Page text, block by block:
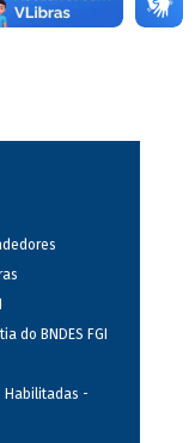
do BNDES FGI
Habilitadas -